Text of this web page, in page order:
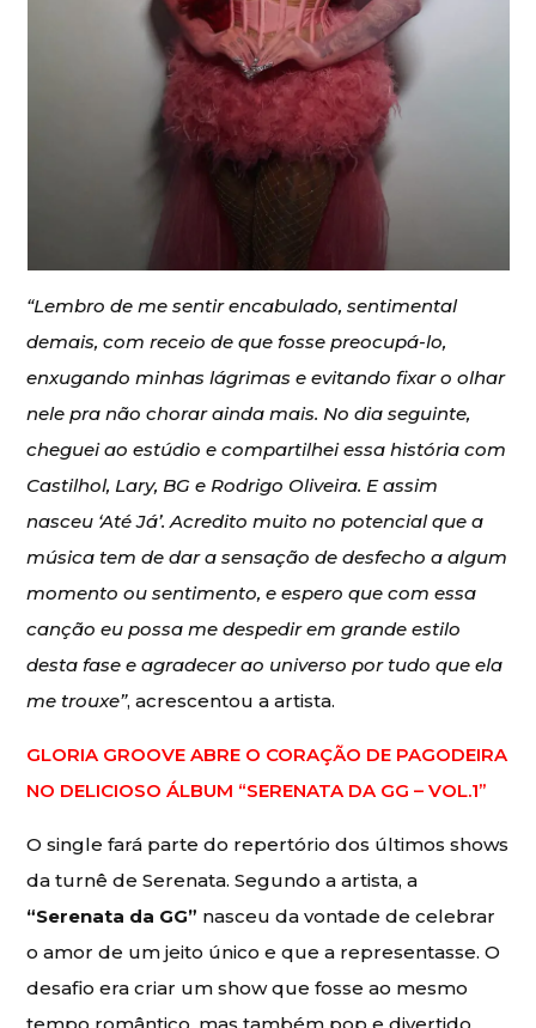
“Lembro de me sentir encabulado, sentimental
demais, com receio de que fosse preocupá-lo,
enxugando minhas lágrimas e evitando fixar o olhar
nele pra não chorar ainda mais. No dia seguinte,
cheguei ao estúdio e compartilhei essa história com
Castilhol, Lary, BG e Rodrigo Oliveira. E assim
nasceu ‘Até Já’. Acredito muito no potencial que a
música tem de dar a sensação de desfecho a algum
momento ou sentimento, e espero que com essa
canção eu possa me despedir em grande estilo
desta fase e agradecer ao universo por tudo que ela
me trouxe”, acrescentou a artista.
GLORIA GROOVE ABRE O CORAÇÃO DE PAGODEIRA
NO DELICIOSO ÁLBUM “SERENATA DA GG – VOL.1”
O single fará parte do repertório dos últimos shows
da turnê de Serenata. Segundo a artista, a
“Serenata da GG” nasceu da vontade de celebrar
o amor de um jeito único e que a representasse. O
desafio era criar um show que fosse ao mesmo